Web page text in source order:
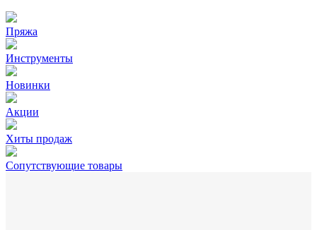
Пряжа
Инструменты
Новинки
Акции
Хиты продаж
Сопутствующие товары